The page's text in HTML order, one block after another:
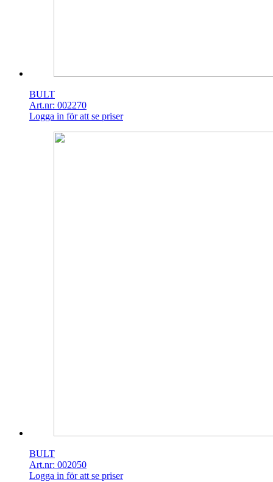
BULT
Art.nr: 002270
Logga in för att se priser
BULT
Art.nr: 002050
Logga in för att se priser